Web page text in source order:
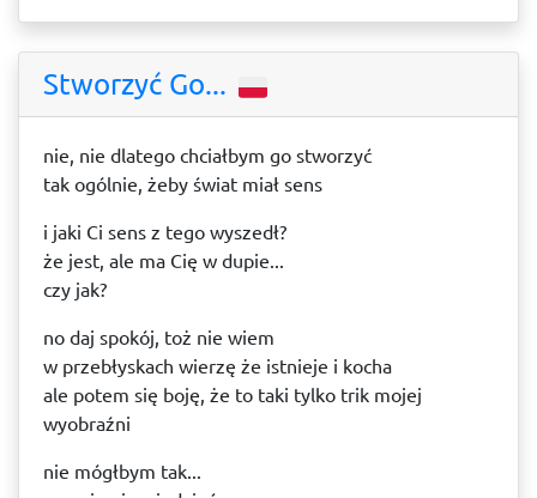
Stworzyć Go...
nie, nie dlatego chciałbym go stworzyć
tak ogólnie, żeby świat miał sens
i jaki Ci sens z tego wyszedł?
że jest, ale ma Cię w dupie...
czy jak?
no daj spokój, toż nie wiem
w przebłyskach wierzę że istnieje i kocha
ale potem się boję, że to taki tylko trik mojej
wyobraźni
nie mógłbym tak...